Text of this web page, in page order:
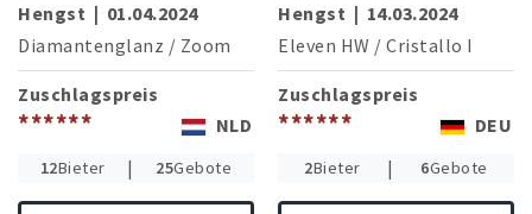
Hengst | 01.04.2024
Diamantenglanz / Zoom
Zuschlagspreis
****** NLD
12Bieter | 25Gebote
Hengst | 14.03.2024
Eleven HW / Cristallo I
Zuschlagspreis
****** DEU
2Bieter | 6Gebote